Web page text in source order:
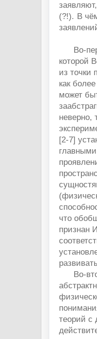
(?!). В
Во-
которой
из точки
как
может
неверно,
[2-7]
что
признан
Во-
теорий с